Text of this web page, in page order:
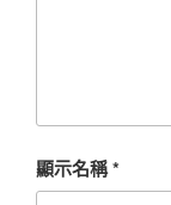
顯示名稱*